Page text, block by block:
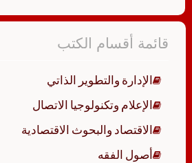
قائمة أقسام الكتب
الإدارة والتطوير الذاتي
الإعلام وتكنولوجيا الاتصال
الاقتصاد والبحوث الاقتصادية
أصول الفقه